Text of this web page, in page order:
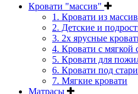
Кровати "массив"
1. Кровати из
2. Детские и
3. 2х ярусные
4. Кровати с мягкой
5. Кровати для
6. Кровати под
7. Мягкие кровати
Матрасы